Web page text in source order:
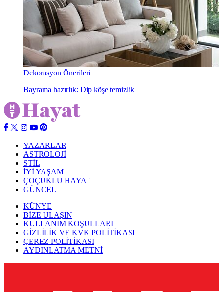
Dekorasyon Önerileri
Bayrama hazırlık: Dip köşe temizlik
YAZARLAR
ASTROLOJİ
STİL
İYİ YAŞAM
ÇOÇUKLU HAYAT
GÜNCEL
KÜNYE
BİZE ULAŞIN
KULLANIM KOŞULLARI
GİZLİLİK VE KVK POLİTİKASI
ÇEREZ POLİTİKASI
AYDINLATMA METNİ